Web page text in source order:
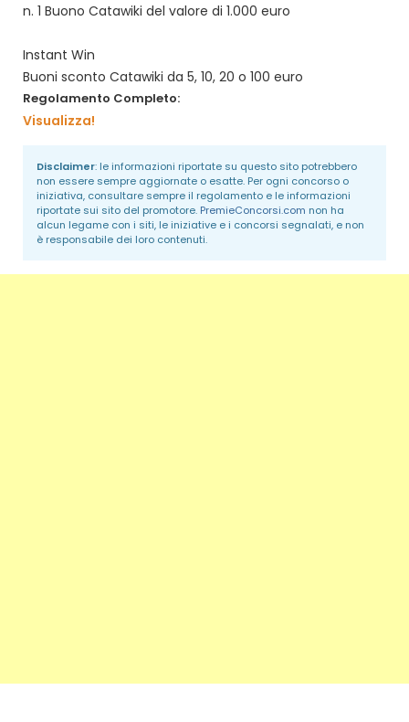
n. 1 Buono Catawiki del valore di 1.000 euro
Instant Win
Buoni sconto Catawiki da 5, 10, 20 o 100 euro
Regolamento Completo:
Visualizza!
Disclaimer: le informazioni riportate su questo sito potrebbero
non essere sempre aggiornate o esatte. Per ogni concorso o
iniziativa, consultare sempre il regolamento e le informazioni
riportate sui sito del promotore. PremieConcorsi.com non ha
alcun legame con i siti, le iniziative e i concorsi segnalati, e non
è responsabile dei loro contenuti.